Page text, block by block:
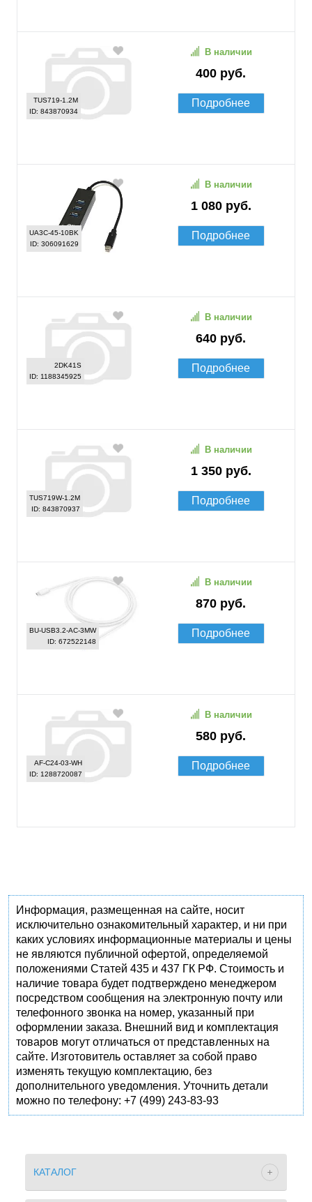
TUS719-1.2M
ID: 843870934
400 руб.
В наличии
Подробнее
UA3C-45-10BK
ID: 306091629
1 080 руб.
В наличии
Подробнее
2DK41S
ID: 1188345925
640 руб.
В наличии
Подробнее
TUS719W-1.2M
ID: 843870937
1 350 руб.
В наличии
Подробнее
BU-USB3.2-AC-3MW
ID: 672522148
870 руб.
В наличии
Подробнее
AF-C24-03-WH
ID: 1288720087
580 руб.
В наличии
Подробнее
Информация, размещенная на сайте, носит
исключительно ознакомительный характер, и ни при
каких условиях информационные материалы и цены
не являются публичной офертой, определяемой
положениями Статей 435 и 437 ГК РФ. Стоимость и
наличие товара будет подтверждено менеджером
посредством сообщения на электронную почту или
телефонного звонка на номер, указанный при
оформлении заказа. Внешний вид и комплектация
товаров могут отличаться от представленных на
сайте. Изготовитель оставляет за собой право
изменять текущую комплектацию, без
дополнительного уведомления. Уточнить детали
можно по телефону: +7 (499) 243-83-93
КАТАЛОГ